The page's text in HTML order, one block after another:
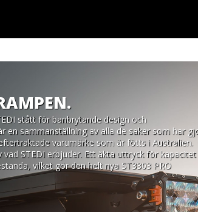
stått för banbrytande design och
en sammanställning av alla de saker som har
varumärke som är fötts i Australien.
STEDI erbjuder. Ett äkta uttryck för kapacitet
vilket gör den helt nya ST3303 PRO